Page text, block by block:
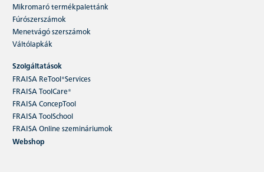
Mikromaró termékpalettánk
Fúrószerszámok
Menetvágó szerszámok
Váltólapkák
Szolgáltatások
FRAISA ReTool®Services
FRAISA ToolCare®
FRAISA ConcepTool
FRAISA ToolSchool
FRAISA Online szemináriumok
Webshop